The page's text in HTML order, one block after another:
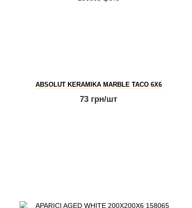
ABSOLUT KERAMIKA MARBLE TACO 6X6
73 грн/шт